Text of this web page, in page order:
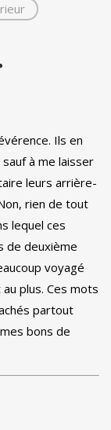
Ils en
à me laisser
leurs arrière-
rien de tout
lequel ces
de deuxième
voyagé
plus. Ces mots
partout
bons de